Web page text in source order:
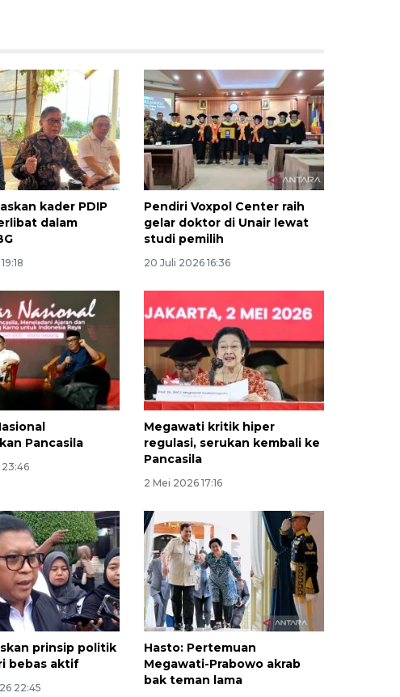
kader PDIP
dalam
Pendiri Voxpol Center raih
gelar doktor di Unair lewat
studi pemilih
20 Juli 2026 16:36
Pancasila
23:46
Megawati kritik hiper
regulasi, serukan kembali ke
Pancasila
2 Mei 2026 17:16
prinsip politik
bebas aktif
22:45
Hasto: Pertemuan
Megawati-Prabowo akrab
bak teman lama
160 ribu sambungan baru
jaringan gas 2026
2026-08-07 18:00:00